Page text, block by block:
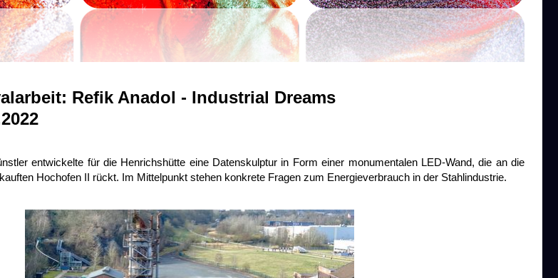
Refik Anadol - Industrial Dreams
entwickelte für die Henrichshütte eine Datenskulptur in Form einer monumentalen LED-Wand, die an die
Hochofen II rückt. Im Mittelpunkt stehen konkrete Fragen zum Energieverbrauch in der Stahlindustrie.